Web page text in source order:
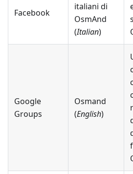
Facebook
italiani di
OsmAnd
(Italian)
Google
Groups
Osmand
(English)